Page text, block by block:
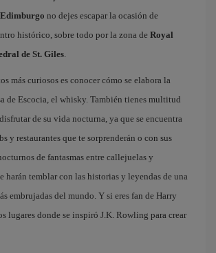
no dejes escapar la ocasión de
histórico, sobre todo por la zona de Royal
de St. Giles.
más curiosos es conocer cómo se elabora la
de Escocia, el whisky. También tienes multitud
de su vida nocturna, ya que se encuentra
y restaurantes que te sorprenderán o con sus
de fantasmas entre callejuelas y
harán temblar con las historias y leyendas de una
embrujadas del mundo. Y si eres fan de Harry
lugares donde se inspiró J.K. Rowling para crear